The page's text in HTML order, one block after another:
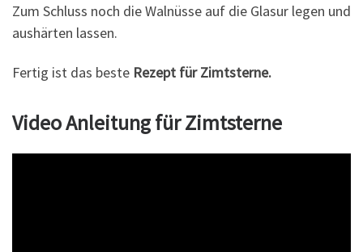
Zum Schluss noch die Walnüsse auf die Glasur legen und
aushärten lassen.
Fertig ist das beste Rezept für Zimtsterne.
Video Anleitung für Zimtsterne